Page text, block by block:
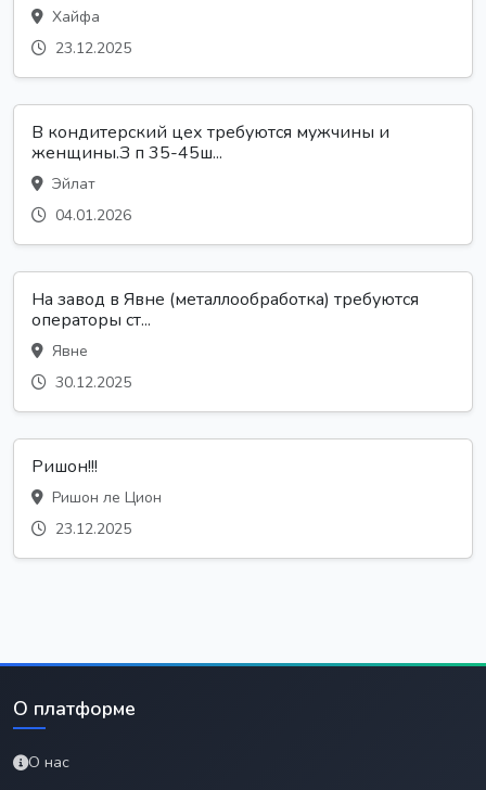
Хайфа
23.12.2025
В кондитерский цех требуются мужчины и
женщины.З п 35-45ш...
Эйлат
04.01.2026
На завод в Явне (металлообработка) требуются
операторы ст...
Явне
30.12.2025
Ришон!!!
Ришон ле Цион
23.12.2025
О платформе
О нас